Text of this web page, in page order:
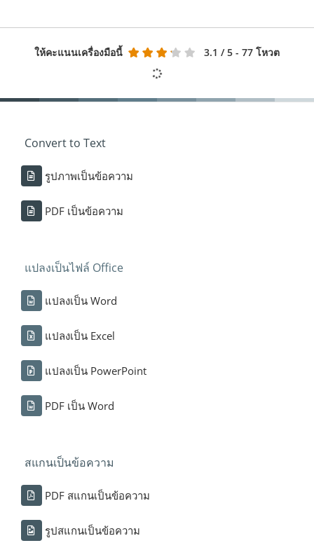
ให้คะแนนเครื่องมือนี้ 3.1 / 5 - 77 โหวต
Convert to Text
รูปภาพเป็นข้อความ
PDF เป็นข้อความ
แปลงเป็นไฟล์ Office
แปลงเป็น Word
แปลงเป็น Excel
แปลงเป็น PowerPoint
PDF เป็น Word
สแกนเป็นข้อความ
PDF สแกนเป็นข้อความ
รูปสแกนเป็นข้อความ